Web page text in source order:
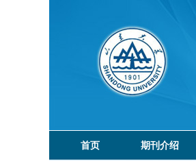
首页 期刊介绍